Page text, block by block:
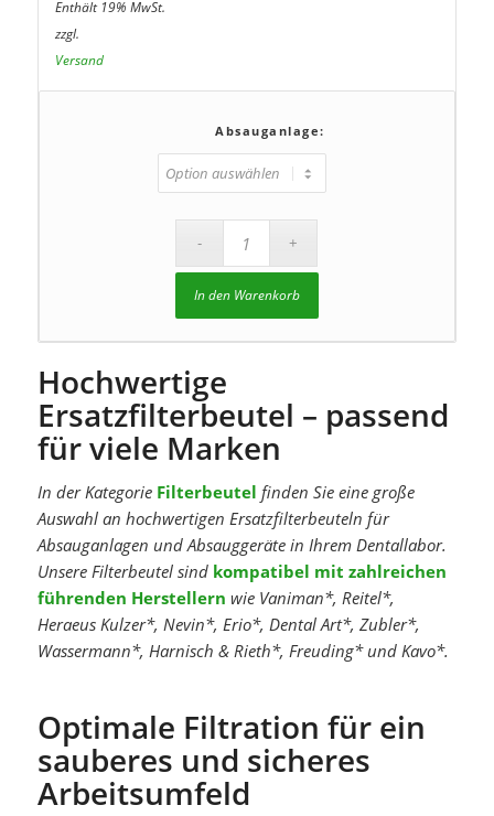
Enthält 19% MwSt.
zzgl.
Versand
Absauganlage:
In den Warenkorb
Hochwertige
Ersatzfilterbeutel – passend
für viele Marken
In der Kategorie Filterbeutel finden Sie eine große
Auswahl an hochwertigen Ersatzfilterbeuteln für
Absauganlagen und Absauggeräte in Ihrem Dentallabor.
Unsere Filterbeutel sind kompatibel mit zahlreichen
führenden Herstellern wie Vaniman*, Reitel*,
Heraeus Kulzer*, Nevin*, Erio*, Dental Art*, Zubler*,
Wassermann*, Harnisch & Rieth*, Freuding* und Kavo*.
Optimale Filtration für ein
sauberes und sicheres
Arbeitsumfeld